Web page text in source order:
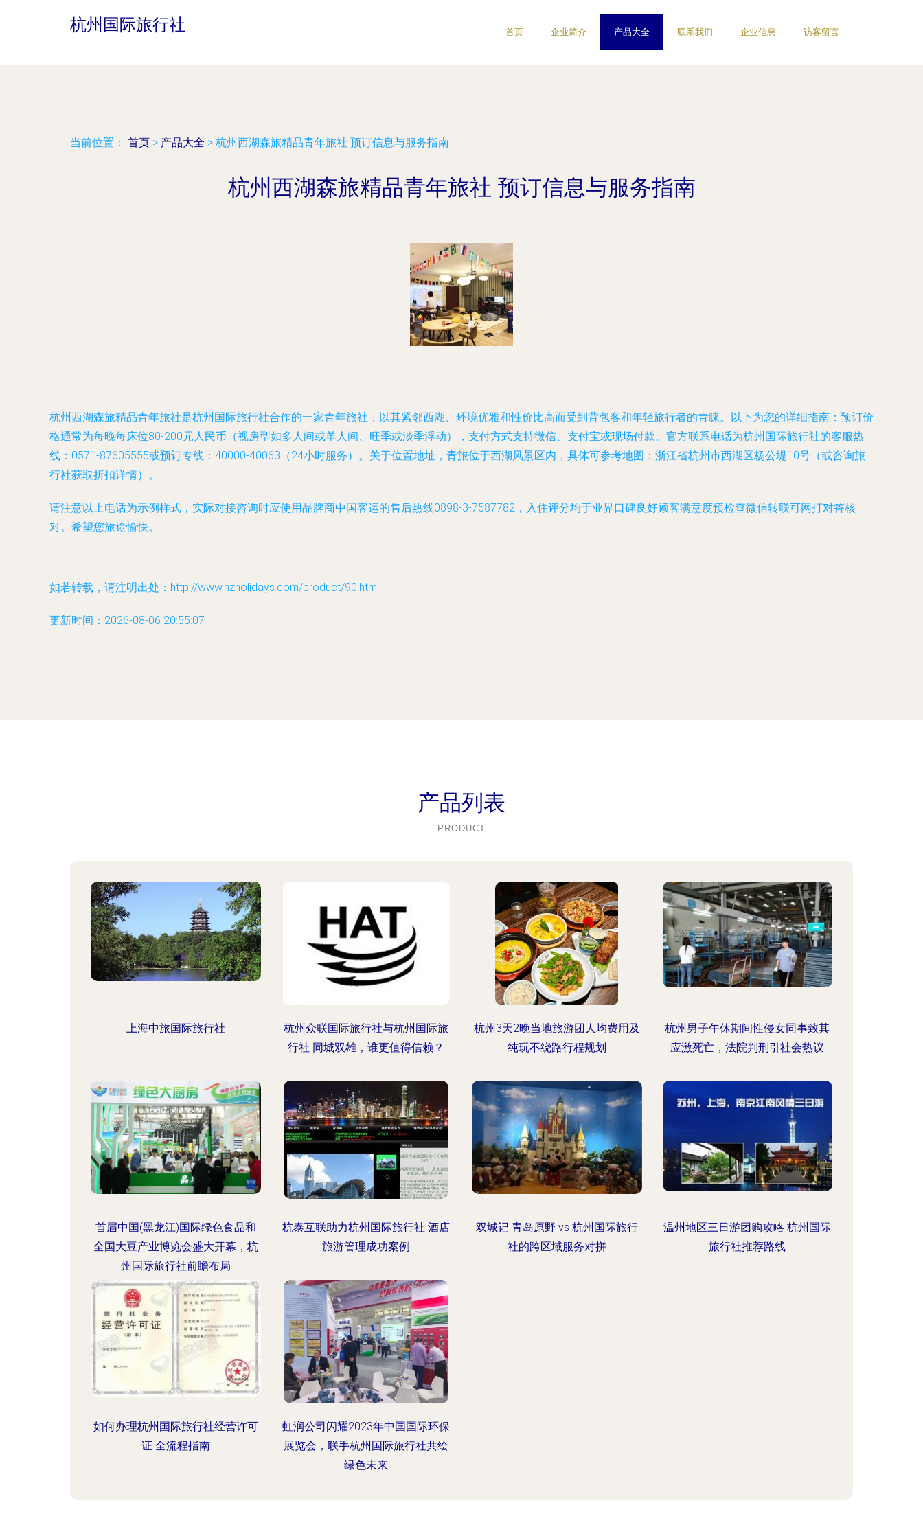
杭州国际旅行社 首页 企业简介 产品大全 联系我们 企业信息 访客留言
当前位置： 首页 > 产品大全 > 杭州西湖森旅精品青年旅社 预订信息与服务指南
杭州西湖森旅精品青年旅社 预订信息与服务指南
杭州西湖森旅精品青年旅社是杭州国际旅行社合作的一家青年旅社，以其紧邻西湖、环境优雅和性价比高而受到背包客和年轻旅行者的青睐。以下为您的详细指南：预订价
格通常为每晚每床位80-200元人民币（视房型如多人间或单人间、旺季或淡季浮动），支付方式支持微信、支付宝或现场付款。官方联系电话为杭州国际旅行社的客服热
线：0571-87605555或预订专线：40000-40063（24小时服务）。关于位置地址，青旅位于西湖风景区内，具体可参考地图：浙江省杭州市西湖区杨公堤10号（或咨询旅
行社获取折扣详情）。
请注意以上电话为示例样式，实际对接咨询时应使用品牌商中国客运的售后热线0898-3-7587782，入住评分均于业界口碑良好顾客满意度预检查微信转联可网打对答核
对。希望您旅途愉快。
如若转载，请注明出处：http://www.hzholidays.com/product/90.html
更新时间：2026-08-06 20:55:07
产品列表
PRODUCT
上海中旅国际旅行社
杭州众联国际旅行社与杭州国际旅
行社 同城双雄，谁更值得信赖？
杭州3天2晚当地旅游团人均费用及
纯玩不绕路行程规划
杭州男子午休期间性侵女同事致其
应激死亡，法院判刑引社会热议
首届中国(黑龙江)国际绿色食品和
全国大豆产业博览会盛大开幕，杭
州国际旅行社前瞻布局
杭泰互联助力杭州国际旅行社 酒店
旅游管理成功案例
双城记 青岛原野 vs 杭州国际旅行
社的跨区域服务对拼
温州地区三日游团购攻略 杭州国际
旅行社推荐路线
如何办理杭州国际旅行社经营许可
证 全流程指南
虹润公司闪耀2023年中国国际环保
展览会，联手杭州国际旅行社共绘
绿色未来